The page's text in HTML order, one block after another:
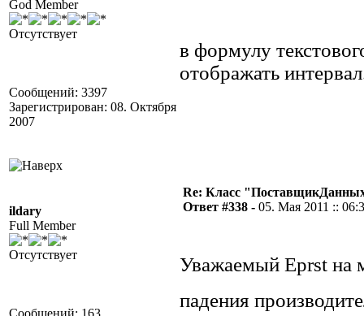
God Member
Отсутствует
Сообщений: 3397
Зарегистрирован: 08. Октября
2007
в формулу
отображать
ildary
Full Member
Отсутствует
Сообщений: 163
Re: Класс
Ответ #338 - 05. Мая 2011 ::
Уважаемый Eprst на
падения